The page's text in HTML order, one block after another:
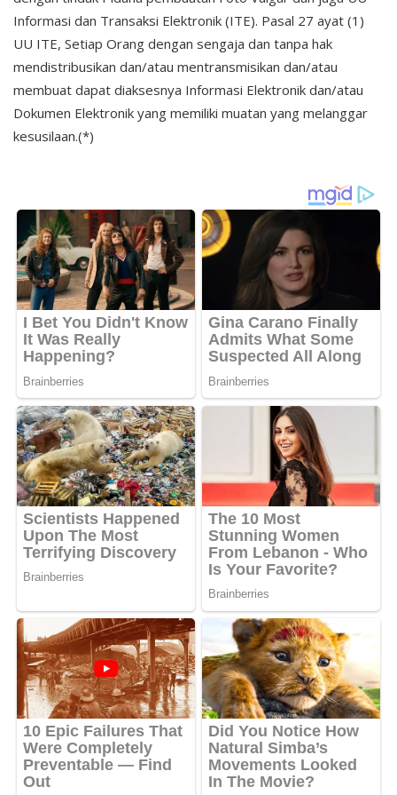
Informasi dan Transaksi Elektronik (ITE). Pasal 27 ayat (1)
UU ITE, Setiap Orang dengan sengaja dan tanpa hak
mendistribusikan dan/atau mentransmisikan dan/atau
membuat dapat diaksesnya Informasi Elektronik dan/atau
Dokumen Elektronik yang memiliki muatan yang melanggar
kesusilaan.(*)